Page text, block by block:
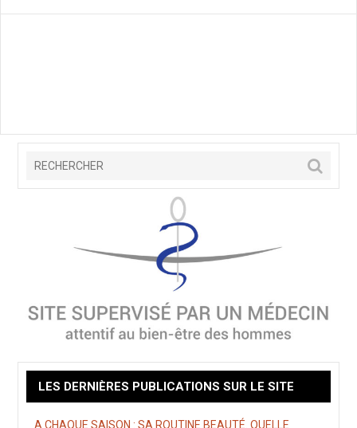
LES DERNIÈRES PUBLICATIONS SUR LE SITE
A CHAQUE SAISON : SA ROUTINE BEAUTÉ. QUELLE